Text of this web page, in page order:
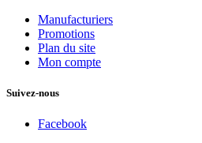
Manufacturiers
Promotions
Plan du site
Mon compte
Suivez-nous
Facebook